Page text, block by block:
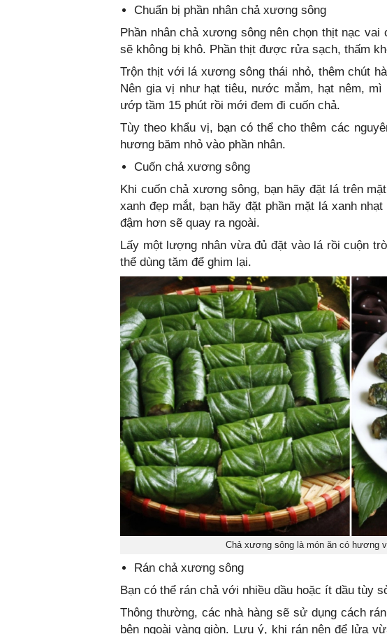
Chuẩn bị phần nhân chả xương sông
Phần nhân chả xương sông nên chọn thịt nạc
sẽ không bị khô. Phần thịt được rửa sạch, thấm
Trộn thịt với lá xương sông thái nhỏ, thêm chút
Nên gia vị như hạt tiêu, nước mắm, hạt nêm,
ướp tầm 15 phút rồi mới đem đi cuốn chả.
Tùy theo khẩu vị, bạn có thể cho thêm các
hương băm nhỏ vào phần nhân.
Cuốn chả xương sông
Khi cuốn chả xương sông, bạn hãy đặt lá trên
xanh đẹp mắt, bạn hãy đặt phần mặt lá xanh
đậm hơn sẽ quay ra ngoài.
Lấy một lượng nhân vừa đủ đặt vào lá rồi cuộn
thể dùng tăm để ghim lại.
Chả xương sông là món ăn có hương
Rán chả xương sông
Bạn có thể rán chả với nhiều dầu hoặc ít dầu tùy
Thông thường, các nhà hàng sẽ sử dụng cách
bên ngoài vàng giòn. Lưu ý, khi rán nên để lửa